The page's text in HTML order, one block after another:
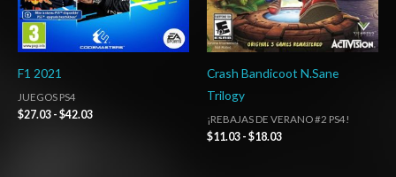
F1 2021
JUEGOS PS4
$27.03 - $42.03
Crash Bandicoot N.Sane
Trilogy
¡REBAJAS DE VERANO #2 PS4!
$11.03 - $18.03